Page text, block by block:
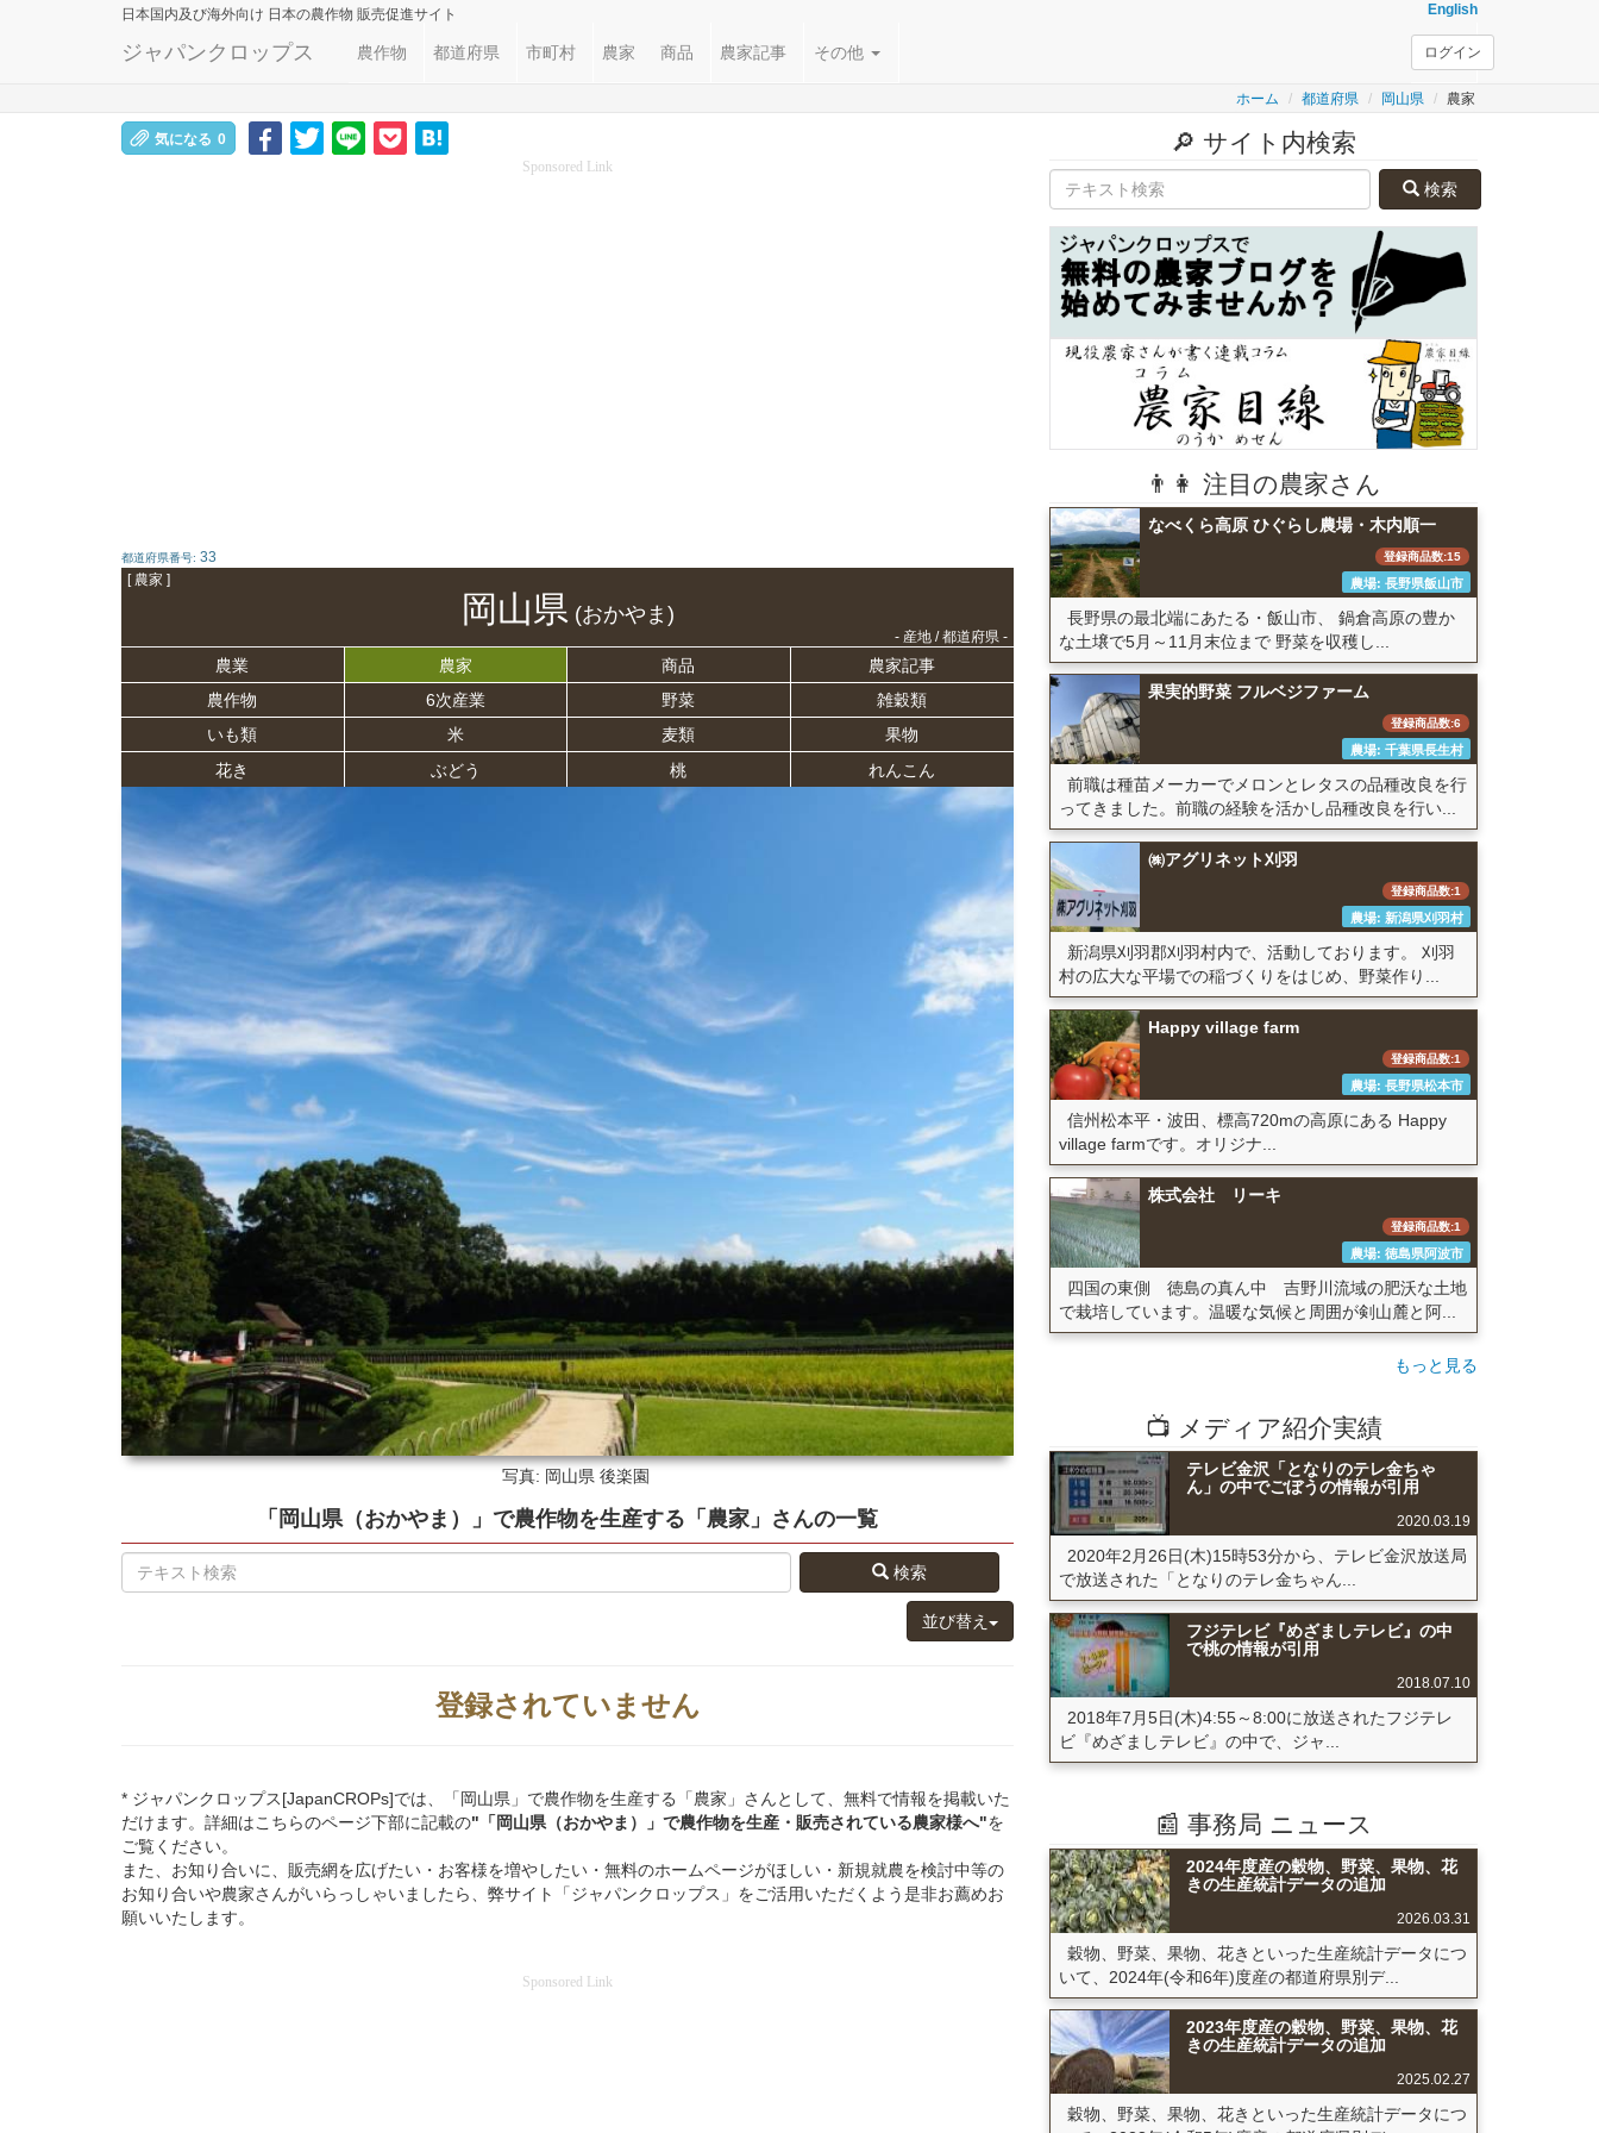
日本国内及び海外向け 日本の農作物 販売促進サイト English
ジャパンクロップス 農作物 都道府県 市町村 農家 商品 農家記事 その他 ログイン
ホーム 都道府県 岡山県 農家
気になる 0
Sponsored Link
都道府県番号: 33
[ 農家 ]
岡山県(おかやま)
- 産地 / 都道府県 -
農業 農家 商品
農家記事
農作物
6次産業 野菜
雑穀類
いも類
米 麦類
果物
花き
ぶどう 桃 れんこん
写真: 岡山県 後楽園
「岡山県（おかやま）」 で農作物を生産する 「農家」さんの一覧
検索
並び替え
登録されていません
* ジャパンクロップス[JapanCROPs]では、「岡山県」で農作物を生産する「農家」さんとして、無料で情報を掲載いた
だけます。詳細はこちらのページ下部に記載の"「岡山県（おかやま）」 で農作物を生産・販売されている農家様へ"を
ご覧ください。
また、お知り合いに、販売網を広げたい・お客様を増やしたい・無料のホームページがほしい・新規就農を検討中等の
お知り合いや農家さんがいらっしゃいましたら、弊サイト「ジャパンクロップス」をご活用いただくよう是非お薦めお
願いいたします。
Sponsored Link
🔎 サイト内検索
検索
👨👩 注目の農家さん
なべくら高原 ひぐらし農場・木内順一
登録商品数:15
農場: 長野県飯山市
長野県の最北端にあたる・飯山市、 鍋倉高原の豊か
な土壌で5月～11月末位まで 野菜を収穫し...
果実的野菜 フルベジファーム
登録商品数:6
農場: 千葉県長生村
前職は種苗メーカーでメロンとレタスの品種改良を行
ってきました。前職の経験を活かし品種改良を行い...
㈱アグリネット刈羽
登録商品数:1
農場: 新潟県刈羽村
新潟県刈羽郡刈羽村内で、活動しております。 刈羽
村の広大な平場での稲づくりをはじめ、野菜作り...
Happy village farm
登録商品数:1
農場: 長野県松本市
信州松本平・波田、標高720mの高原にある Happy
village farmです。オリジナ...
株式会社 リーキ
登録商品数:1
農場: 徳島県阿波市
四国の東側 徳島の真ん中 吉野川流域の肥沃な土地
で栽培しています。温暖な気候と周囲が剣山麓と阿...
もっと見る
📺 メディア紹介実績
テレビ金沢「となりのテレ金ちゃ
ん」の中でごぼうの情報が引用
2020.03.19
2020年2月26日(木)15時53分から、テレビ金沢放送局
で放送された「となりのテレ金ちゃん...
フジテレビ『めざましテレビ』の中
で桃の情報が引用
2018.07.10
2018年7月5日(木)4:55～8:00に放送されたフジテレ
ビ『めざましテレビ』の中で、ジャ...
📰 事務局 ニュース
2024年度産の穀物、野菜、果物、花
きの生産統計データの追加
2026.03.31
穀物、野菜、果物、花きといった生産統計データにつ
いて、2024年(令和6年)度産の都道府県別デ...
2023年度産の穀物、野菜、果物、花
きの生産統計データの追加
2025.02.27
穀物、野菜、果物、花きといった生産統計データにつ